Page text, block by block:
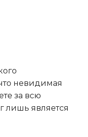
невидимая
за всю
лишь является